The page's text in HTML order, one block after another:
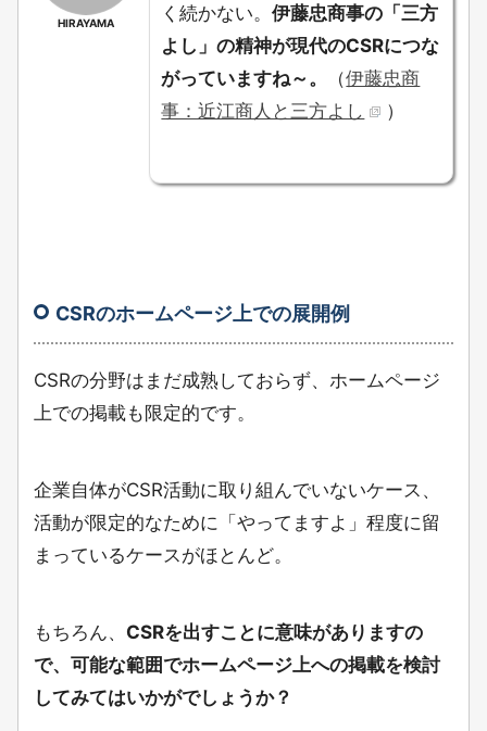
HIRAYAMA
く続かない。伊藤忠商事の「三方
よし」の精神が現代のCSRにつな
がっていますね～。
（伊藤忠商
事：近江商人と三方よし
）
CSRのホームページ上での展開例
CSRの分野はまだ成熟しておらず、ホームページ
上での掲載も限定的です。
企業自体がCSR活動に取り組んでいないケース、
活動が限定的なために「やってますよ」程度に留
まっているケースがほとんど。
もちろん、 CSRを出すことに意味がありますの
で、可能な範囲でホームページ上への掲載を検討
してみてはいかがでしょうか？